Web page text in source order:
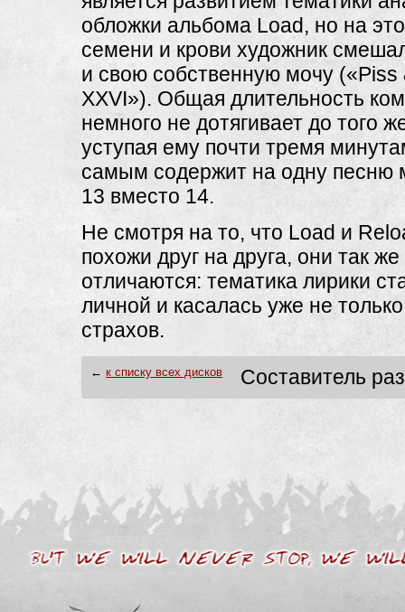
обложки альбома Load, но на
семени и крови художник
и свою собственную мочу («Piss
XXVI»). Общая длительность
немного не дотягивает до того
уступая ему почти тремя
самым содержит на одну
13 вместо 14.
Не смотря на то, что Load и
похожи друг на друга, они так
отличаются: тематика лирики
личной и касалась уже не
страхов.
← к списку всех дисков Составитель